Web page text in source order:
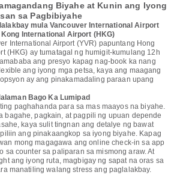
Biyahe at Kunin ang Iyong
sa Pagbibiyahe
mula Vancouver International Airport
International Airport (HKG)
International Airport (YVR) papuntang Hong
(HKG) ay tumatagal ng humigit-kumulang 12h
ang presyo kapag nag-book ka nang
ang iyong mga petsa, kaya ang maagang
ay ang pinakamadaling paraan upang
Bago Ka Lumipad
paghahanda para sa mas maayos na biyahe.
bagahe, pagkain, at pagpili ng upuan depende
kaya sulit tingnan ang detalye ng bawat
ang pinakaangkop sa iyong biyahe. Kapag
mong magagawa ang online check-in sa app
sa counter sa paliparan sa mismong araw. At
ang iyong ruta, magbigay ng sapat na oras sa
manatiling walang stress ang paglalakbay.